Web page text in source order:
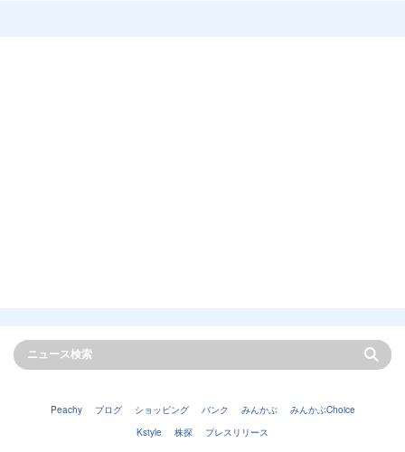
Peachy ブログ ショッピング バンク みんかぶ
みんかぶChoice
Kstyle
株探 プレスリリース